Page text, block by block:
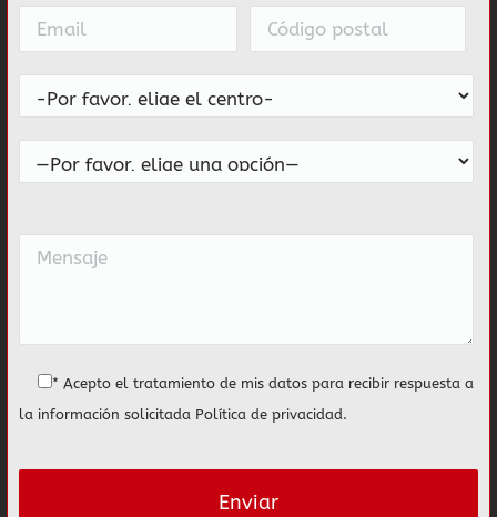
* Acepto el tratamiento de mis datos para recibir respuesta a
la información solicitada Política de privacidad.